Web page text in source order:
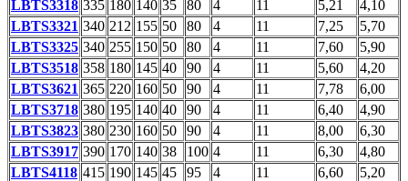
LBTS3318 335 180 140 35 80 4 11 5,21
4,10
LBTS3321 340 212 155 50 80 4 11 7,25
5,70
LBTS3325 340 255 150 50 80 4 11 7,60
5,90
LBTS3518 358 180 145 40 90 4 11 5,60
4,20
LBTS3621 365 220 160 50 90 4 11 7,78
6,00
LBTS3718 380 195 140 40 90 4 11 6,40
4,90
LBTS3823 380 230 160 50 90 4 11 8,00
6,30
LBTS3917 390 170 140 38 100 4 11 6,30
4,80
LBTS4118 415 190 145 45 95 4 11 6,60
5,20